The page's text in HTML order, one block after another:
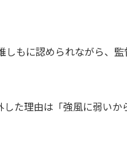
しもに認められながら、
た理由は「強風に弱いか